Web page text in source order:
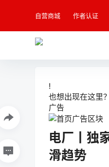
自营商城 作者认证
!
也想出现在这里？
广告
电厂丨独
滑趋势